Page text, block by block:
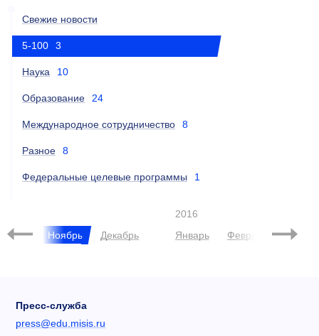
Свежие новости
5-100 3
Наука 10
Образование 24
Международное сотрудничество 8
Разное 8
Федеральные целевые программы 1
Ноябрь Декабрь
2016
Январь
Февраль Март
Пресс-служба
press@edu.misis.ru